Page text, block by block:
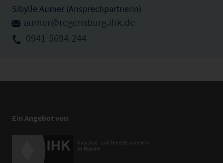
Sibylle Aumer (Ansprechpartnerin)
aumer@regensburg.ihk.de
0941-5694-244
Ein Angebot von